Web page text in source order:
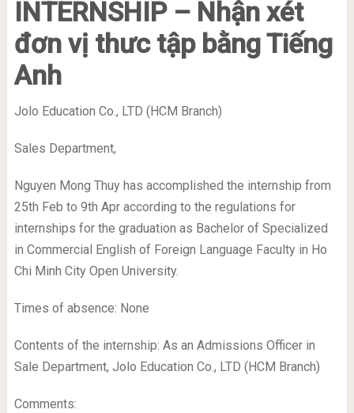
INTERNSHIP – Nhận xét
đơn vị thưc tập bằng Tiếng
Anh
Jolo Education Co., LTD (HCM Branch)
Sales Department,
Nguyen Mong Thuy has accomplished the internship from
25th Feb to 9th Apr according to the regulations for
internships for the graduation as Bachelor of Specialized
in Commercial English of Foreign Language Faculty in Ho
Chi Minh City Open University.
Times of absence: None
Contents of the internship: As an Admissions Officer in
Sale Department, Jolo Education Co., LTD (HCM Branch)
Comments: